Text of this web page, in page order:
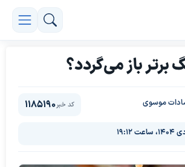
برتر باز می‌گردد؟
موسوی کد خبر1185190